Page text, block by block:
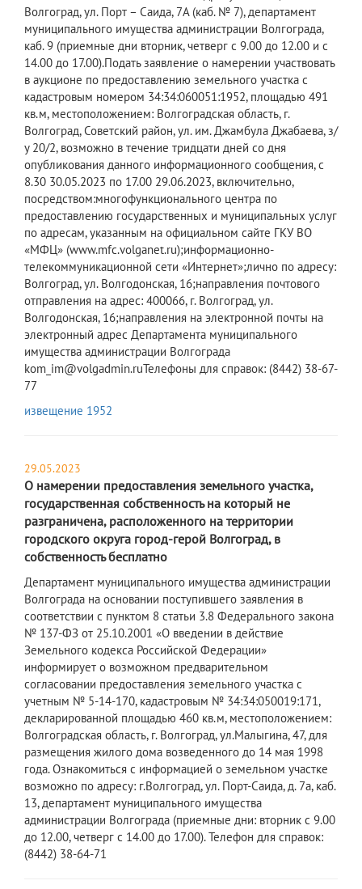
Волгоград, ул. Порт – Саида, 7А (каб. № 7), департамент
муниципального имущества администрации Волгограда,
каб. 9 (приемные дни вторник, четверг с 9.00 до 12.00 и с
14.00 до 17.00).Подать заявление о намерении участвовать
в аукционе по предоставлению земельного участка с
кадастровым номером 34:34:060051:1952, площадью 491
кв.м, местоположением: Волгоградская область, г.
Волгоград, Советский район, ул. им. Джамбула Джабаева, з/
у 20/2, возможно в течение тридцати дней со дня
опубликования данного информационного сообщения, с
8.30 30.05.2023 по 17.00 29.06.2023, включительно,
посредством:многофункционального центра по
предоставлению государственных и муниципальных услуг
по адресам, указанным на официальном сайте ГКУ ВО
«МФЦ» (www.mfc.volganet.ru);информационно-
телекоммуникационной сети «Интернет»;лично по адресу:
Волгоград, ул. Волгодонская, 16;направления почтового
отправления на адрес: 400066, г. Волгоград, ул.
Волгодонская, 16;направления на электронной почты на
электронный адрес Департамента муниципального
имущества администрации Волгограда
kom_im@volgadmin.ruТелефоны для справок: (8442) 38-67-
77
извещение 1952
29.05.2023
О намерении предоставления земельного участка,
государственная собственность на который не
разграничена, расположенного на территории
городского округа город-герой Волгоград, в
собственность бесплатно
Департамент муниципального имущества администрации
Волгограда на основании поступившего заявления в
соответствии с пунктом 8 статьи 3.8 Федерального закона
№ 137-ФЗ от 25.10.2001 «О введении в действие
Земельного кодекса Российской Федерации»
информирует о возможном предварительном
согласовании предоставления земельного участка с
учетным № 5-14-170, кадастровым № 34:34:050019:171,
декларированной площадью 460 кв.м, местоположением:
Волгоградская область, г. Волгоград, ул.Малыгина, 47, для
размещения жилого дома возведенного до 14 мая 1998
года. Ознакомиться с информацией о земельном участке
возможно по адресу: г.Волгоград, ул. Порт-Саида, д. 7а, каб.
13, департамент муниципального имущества
администрации Волгограда (приемные дни: вторник с 9.00
до 12.00, четверг с 14.00 до 17.00). Телефон для справок:
(8442) 38-64-71